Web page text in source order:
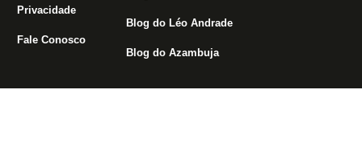
Privacidade
Fale Conosco
Blog do Léo Andrade
Blog do Azambuja